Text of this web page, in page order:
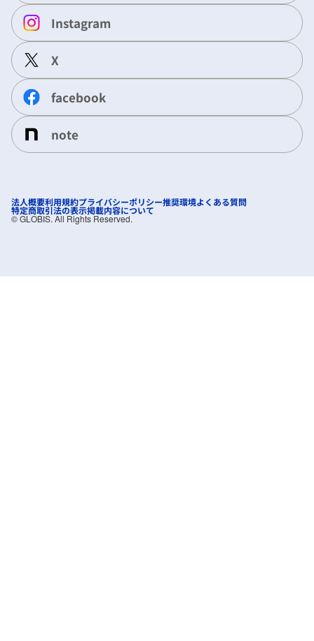
Instagram
X
facebook
note
法人概要利用規約プライバシーポリシー推奨環境よくある質問
特定商取引法の表示掲載内容について
©︎ GLOBIS. All Rights Reserved.